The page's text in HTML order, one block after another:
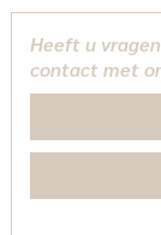
-
Byboo
aantal
Heeft u
contact met